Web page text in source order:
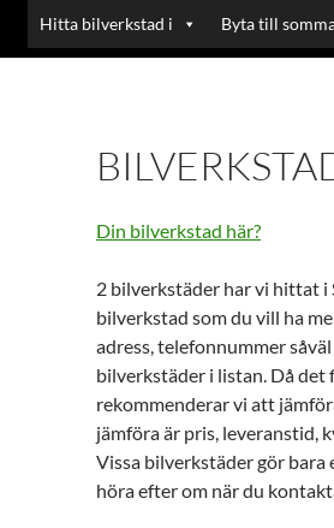
Hitta bilverkstad i Byta till
Din bilverkstad här?
2 bilverkstäder har vi hittat i
bilverkstad som du vill ha
adress, telefonnummer
bilverkstäder i listan. Då det
rekommenderar vi att
jämföra är pris, leveranstid,
Vissa bilverkstäder gör bara
höra efter om när du